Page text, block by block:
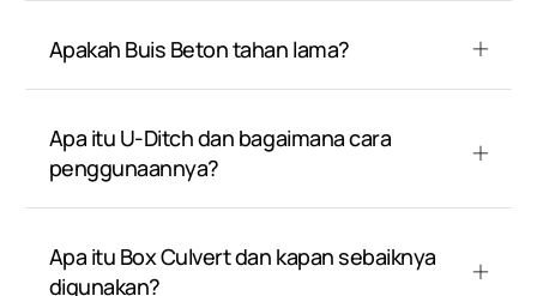
Apakah Buis Beton tahan lama?
Apa itu U-Ditch dan bagaimana cara
penggunaannya?
Apa itu Box Culvert dan kapan sebaiknya
digunakan?